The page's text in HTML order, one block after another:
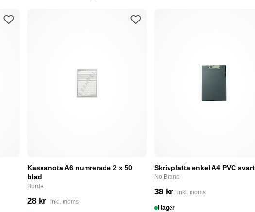
Kassanota A6 numrerade 2 x 50
blad
Burde
28 kr inkl. moms
Skrivplatta enkel A4 PVC svart
No Brand
38 kr inkl. moms
I lager